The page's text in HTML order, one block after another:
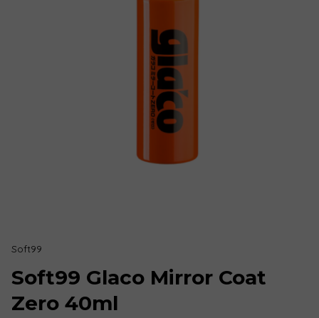
Soft99
Soft99 Glaco Mirror Coat
Zero 40ml